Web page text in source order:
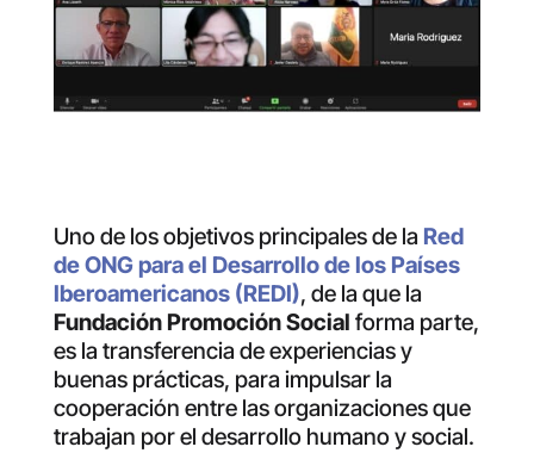
Uno de los objetivos principales de la Red
de ONG para el Desarrollo de los Países
Iberoamericanos (REDI), de la que la
Fundación Promoción Social forma parte,
es la transferencia de experiencias y
buenas prácticas, para impulsar la
cooperación entre las organizaciones que
trabajan por el desarrollo humano y social.